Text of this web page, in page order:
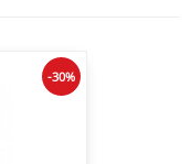
-30%